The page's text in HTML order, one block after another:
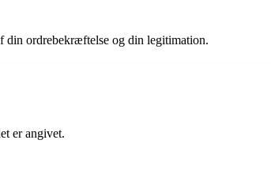
din ordrebekræftelse og din legitimation.
er angivet.